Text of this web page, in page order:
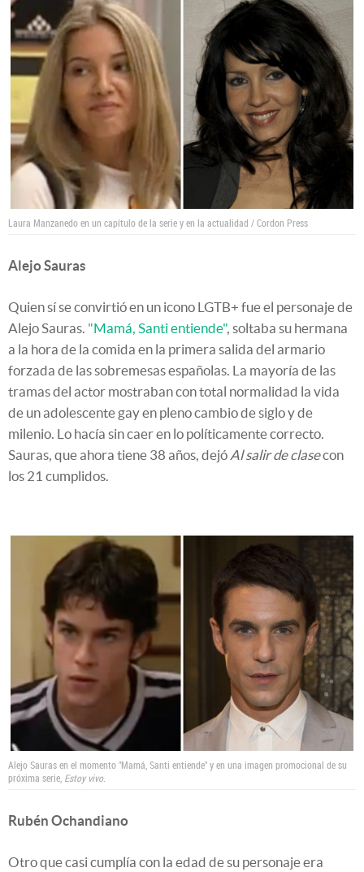
Laura Manzanedo en un capítulo de la serie y en la actualidad / Cordon Press
Alejo Sauras
Quien sí se convirtió en un icono LGTB+ fue el personaje de
Alejo Sauras. "Mamá, Santi entiende", soltaba su hermana
a la hora de la comida en la primera salida del armario
forzada de las sobremesas españolas. La mayoría de las
tramas del actor mostraban con total normalidad la vida
de un adolescente gay en pleno cambio de siglo y de
milenio. Lo hacía sin caer en lo políticamente correcto.
Sauras, que ahora tiene 38 años, dejó Al salir de clasecon
los 21 cumplidos.
Alejo Sauras en el momento "Mamá, Santi entiende" y en una imagen promocional de su
próxima serie, Estoy vivo.
Rubén Ochandiano
Otro que casi cumplía con la edad de su personaje era